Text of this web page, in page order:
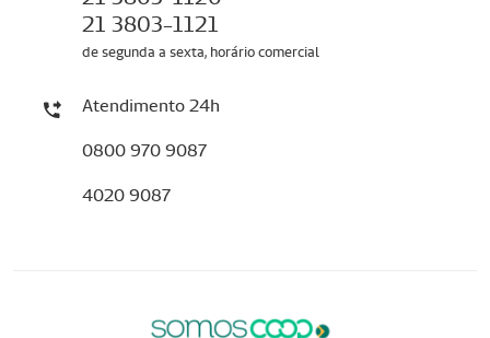
21 3803-1121
de segunda a sexta, horário comercial
Atendimento 24h
0800 970 9087
4020 9087